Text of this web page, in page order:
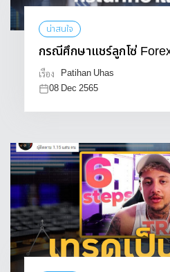
น่าสนใจ
กรณีศึกษาแชร์ลูกโซ่
เรื่อง
Patihan Uhas
08 Dec 2565